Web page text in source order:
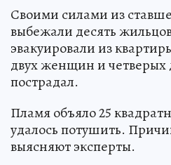
Своими силами из
выбежали десять
эвакуировали из
двух женщин и четверых
пострадал.
Пламя объяло 25
удалось потушить.
выясняют эксперты.